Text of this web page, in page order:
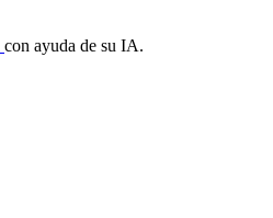
con ayuda de su IA.